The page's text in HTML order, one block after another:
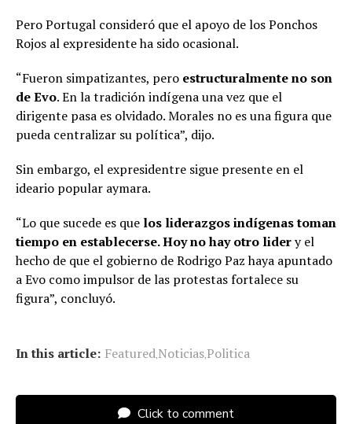
Pero Portugal consideró que el apoyo de los Ponchos
Rojos al expresidente ha sido ocasional.
“Fueron simpatizantes, pero estructuralmente no son
de Evo. En la tradición indígena una vez que el
dirigente pasa es olvidado. Morales no es una figura que
pueda centralizar su política”, dijo.
Sin embargo, el expresidentre sigue presente en el
ideario popular aymara.
“Lo que sucede es que los liderazgos indígenas toman
tiempo en establecerse. Hoy no hay otro lidery el
hecho de que el gobierno de Rodrigo Paz haya apuntado
a Evo como impulsor de las protestas fortalece su
figura”, concluyó.
In this article: Featured,Noticias,Politica
Click to comment